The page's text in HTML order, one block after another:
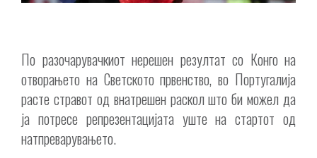
По разочарувачкиот нерешен резултат со Конго на
отворањето на Светското првенство, во Португалија
расте стравот од внатрешен раскол што би можел да
ја потресе репрезентацијата уште на стартот од
натпреварувањето.